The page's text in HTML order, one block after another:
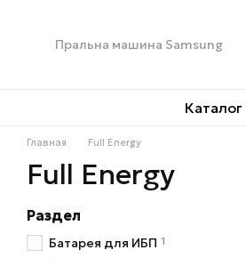
Каталог
Главная Full Energy
Full Energy
Раздел
Батарея для ИБП 1